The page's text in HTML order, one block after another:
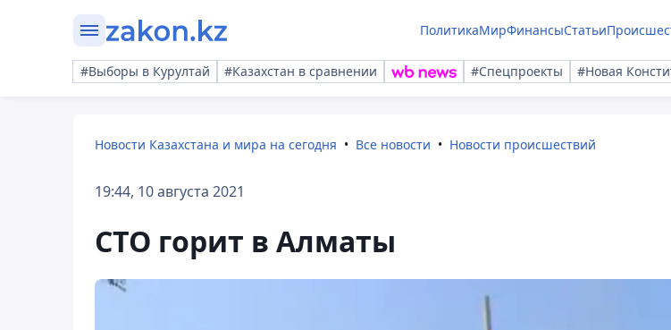
ПолитикаМирФинансыСтатьи
#Выборы в Курултай #Казахстан в сравнении #Спецпроекты #Новая
Новости Казахстана и мира на сегодня Все новости Новости происшествий
19:44, 10 августа 2021
СТО горит в Алматы